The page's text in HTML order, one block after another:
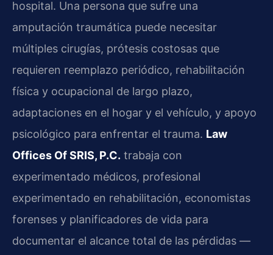
hospital. Una persona que sufre una
amputación traumática puede necesitar
múltiples cirugías, prótesis costosas que
requieren reemplazo periódico, rehabilitación
física y ocupacional de largo plazo,
adaptaciones en el hogar y el vehículo, y apoyo
psicológico para enfrentar el trauma. Law
Offices Of SRIS, P.C. trabaja con
experimentado médicos, profesional
experimentado en rehabilitación, economistas
forenses y planificadores de vida para
documentar el alcance total de las pérdidas —